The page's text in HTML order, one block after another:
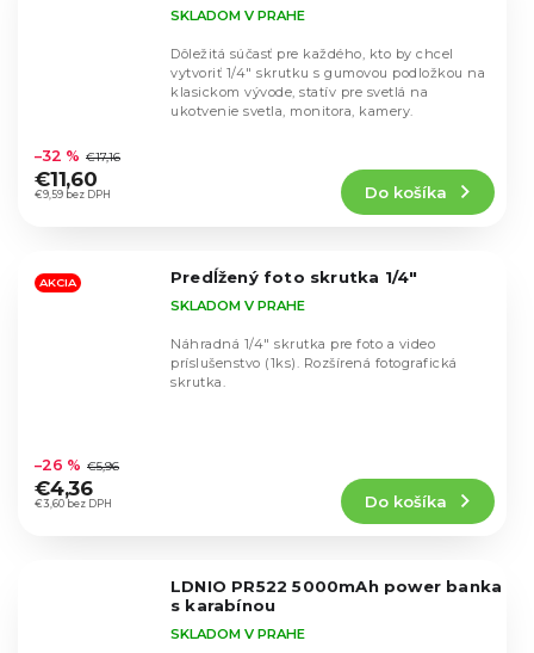
hodnotenie
produktu
je
hviezdičiek.
SKLADOM V PRAHE
€9,59 bez DPH
–32 % €17,16
€11,60
Do košíka
Dôležitá súčasť pre každého, kto by chcel
vytvoriť 1/4" skrutku s gumovou podložkou na
klasickom vývode, statív pre svetlá na
ukotvenie svetla, monitora, kamery.
AKCIA Predĺžený foto skrutka 1/4"
hodnotenie
produktu
je
SKLADOM V PRAHE
€3,60 bez DPH
–26 % €5,96
€4,36
Do košíka
Náhradná 1/4" skrutka pre foto a video
príslušenstvo (1ks). Rozšírená fotografická
skrutka.
LDNIO PR522 5000mAh power banka
s karabínou
SKLADOM V PRAHE